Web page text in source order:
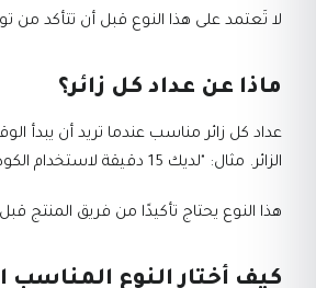
لا تَعتمد على هذا النوع قبل أن تتأكد
ماذا عن عداد كل زائر؟
عداد كل زائر مناسب عندما تريد أن يبدأ
الزائر. مثال: "لديك 15 دقيقة لاستخدام الكود".
هذا النوع يحتاج تأكيدًا من فريق المنتج قبل
كيف أختار النوع المناسب